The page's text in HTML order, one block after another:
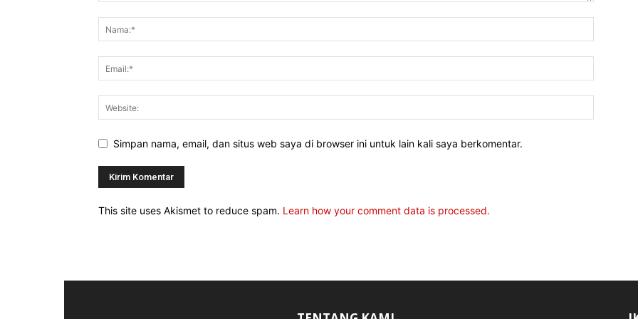
Simpan nama, email, dan situs web saya di browser ini untuk lain kali saya berkomentar.
This site uses Akismet to reduce spam. Learn how your comment data is processed.